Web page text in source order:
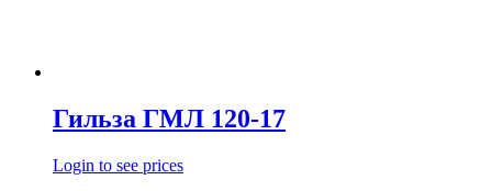
Гильза ГМЛ 120-17
Login to see prices